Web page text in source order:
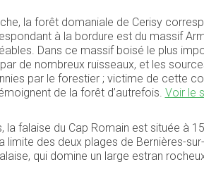
la forêt domaniale de Cerisy
à la bordure est du massif
Dans ce massif boisé le plus
de nombreux ruisseaux, et les
par le forestier ; victime de cette
de la forêt d’autrefois. Voir le
falaise du Cap Romain est située à
limite des deux plages de Bernières-
qui domine un large estran